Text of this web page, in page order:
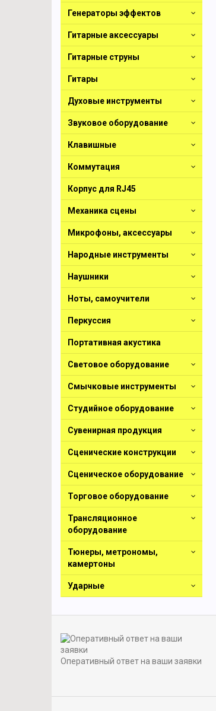
Генераторы эффектов
Гитарные аксессуары
Гитарные струны
Гитары
Духовые инструменты
Звуковое оборудование
Клавишные
Коммутация
Корпус для RJ45
Механика сцены
Микрофоны, аксессуары
Народные инструменты
Наушники
Ноты, самоучители
Перкуссия
Портативная акустика
Световое оборудование
Смычковые инструменты
Студийное оборудование
Сувенирная продукция
Сценические конструкции
Сценическое оборудование
Торговое оборудование
Трансляционное
оборудование
Тюнеры, метрономы,
камертоны
Ударные
Оперативный ответ на ваши заявки